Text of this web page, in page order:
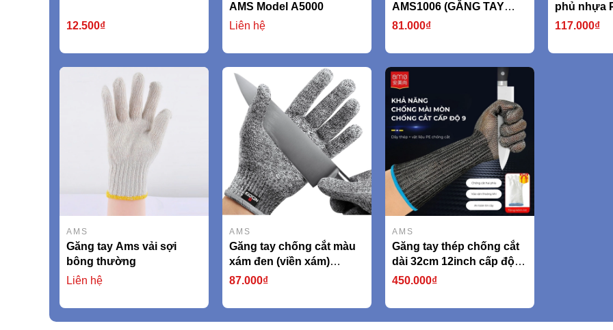
12.500₫
AMS Model A5000
Liên hệ
AMS1006 (GĂNG TAY
CHỐNG CẮT CẤP ĐỘ 5
khi làm việc, lao động,
thao tác chuẩn xác
AMS1006)
81.000₫
phủ nhựa
kiểu hạt
117.000₫
AMS
Găng tay Ams vải sợi
bông thường
Liên hệ
AMS
Găng tay chống cắt màu
xám đen (viền xám)
AMSCR379 EN 388
87.000₫
AMS
Găng tay thép chống cắt
dài 32cm 12inch cấp độ 5
model AMS532F (AMS,
nylon trắng, 1 cái)
450.000₫